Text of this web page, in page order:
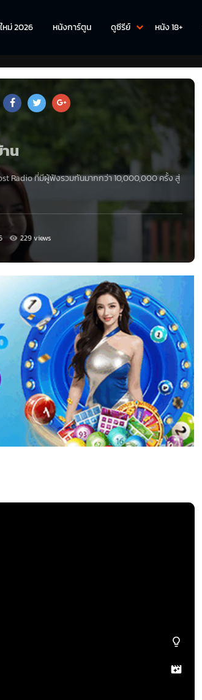
หม่ 2026 หนังการ์ตูน ดูซีรีย์ หนัง 18+
น
Radio ที่มีผู้ฟังรวมกันมากกว่า 10,000,000 ครั้ง สู่
229 views